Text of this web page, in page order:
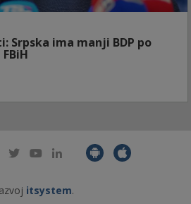
Srpska ima manji BDP po
itsystem.